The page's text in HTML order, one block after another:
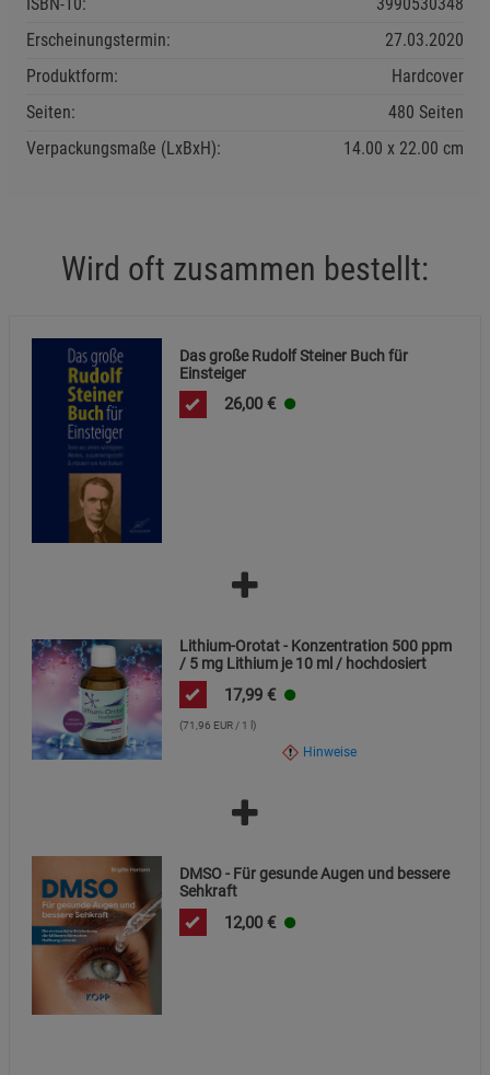
Erscheinungstermin:
27.03.2020
Produktform:
Hardcover
Seiten:
480 Seiten
Verpackungsmaße (LxBxH):
14.00 22.00 cm
Wird oft zusammen bestellt:
Das große Rudolf Steiner Buch für
Einsteiger
26,00 €
Lithium-Orotat - Konzentration 500 ppm
/ 5 mg Lithium je 10 ml / hochdosiert
17,99 €
(71,96 EUR / 1 l)
Hinweise
DMSO - Für gesunde Augen und bessere
Sehkraft
12,00 €
Funktionale Cookies (1) Funktionale
Beschreibung Funktionale Cookies
Statistik Cookies (2) Statistik Cookies
Marketing Cookies (3) Marketing Cookies
Cookie-Informationen anzeigen
Datenschutzerklärung